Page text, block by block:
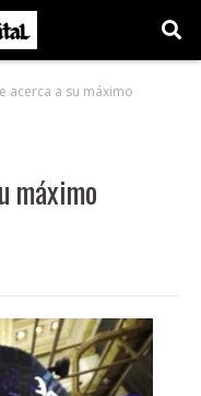
acerca a su máximo
máximo